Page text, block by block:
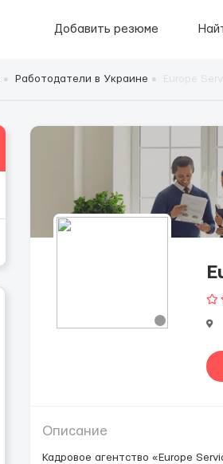
Добавить резюме
Работодатели в Украине
Описание
Кадровое агентство «Europe